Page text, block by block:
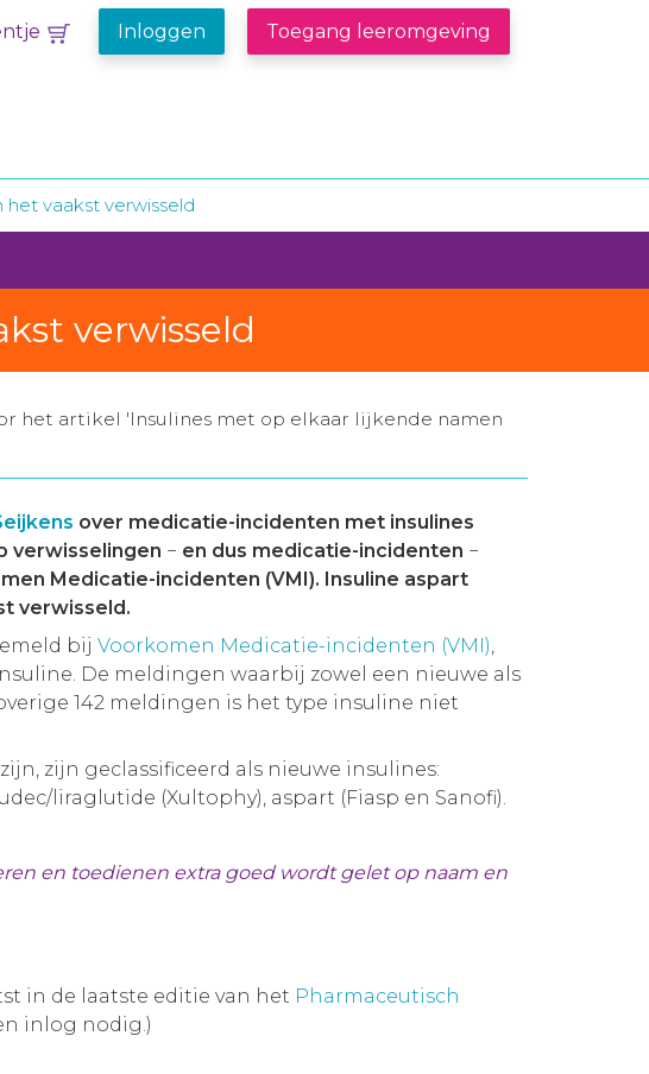
Inloggen Toegang leeromgeving
vaakst verwisseld
verwisseld
het artikel 'Insulines met op elkaar lijkende namen
over medicatie-incidenten met insulines
verwisselingen − en dus medicatie-incidenten −
Medicatie-incidenten (VMI). Insuline aspart
verwisseld.
bij Voorkomen Medicatie-incidenten (VMI),
De meldingen waarbij zowel een nieuwe als
142 meldingen is het type insuline niet
zijn geclassificeerd als nieuwe insulines:
liraglutide (Xultophy), aspart (Fiasp en Sanofi).
en toedienen extra goed wordt gelet op naam en
in de laatste editie van het Pharmaceutisch
inlog nodig.)